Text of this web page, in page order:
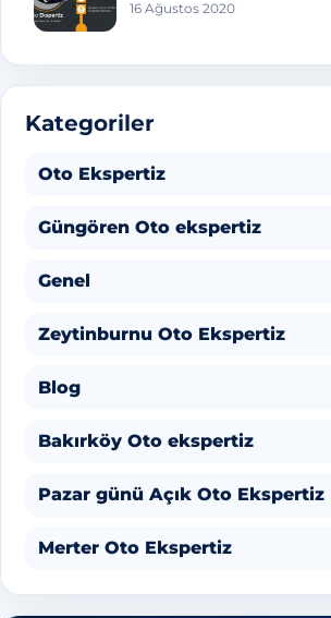
16 Ağustos 2020
Kategoriler
Oto Ekspertiz
Güngören Oto ekspertiz
Genel
Zeytinburnu Oto Ekspertiz
Blog
Bakırköy Oto ekspertiz
Pazar günü Açık Oto Ekspertiz
Merter Oto Ekspertiz